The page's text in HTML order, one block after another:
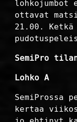
lohkojumbot
ottavat
21.00.
SemiPro
Lohko A
SemiProssa
kertaa